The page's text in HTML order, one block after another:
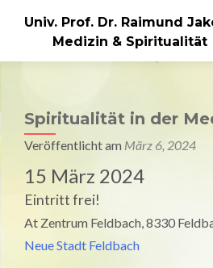
Univ. Prof. Dr. Raimund
Medizin & Spiritualität
Spiritualität in der
Veröffentlicht am März 6, 2024
15 März 2024
Eintritt frei!
At Zentrum Feldbach, 8330
Neue Stadt Feldbach